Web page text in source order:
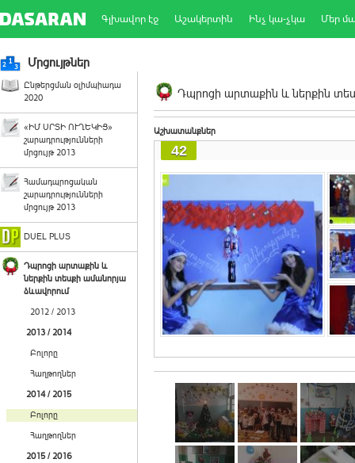
Գլխավոր էջ Աշակերտին Ինչ կա-չկա Մեր
Մրցույթներ
Ընթերցման օլիմպիադա
2020
«ԻՄ ՍՐՏԻ ՈՒՂԵԿԻՑ»
շարադրությունների
մրցույթ 2013
Համադպրոցական
շարադրությունների
մրցույթ 2013
DUEL PLUS
Դպրոցի արտաքին և
ներքին տեսքի ամանորյա
ձևավորում
2012 / 2013
2013 / 2014
Բոլորը
Հաղթողներ
2014 / 2015
Բոլորը
Հաղթողներ
2015 / 2016
Դպրոցի արտաքին և ներքին
Աշխատանքներ
42